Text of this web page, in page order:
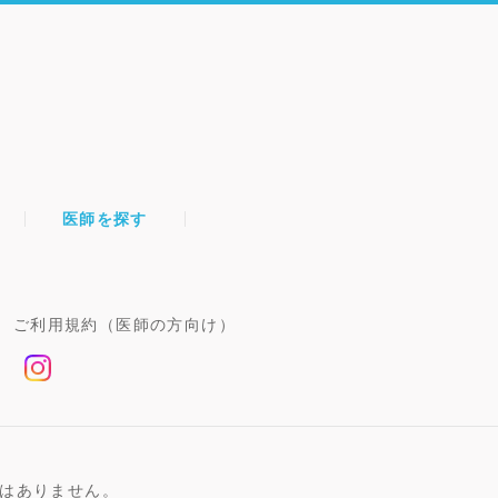
医師を探す
ご利用規約（医師の方向け）
ありません。